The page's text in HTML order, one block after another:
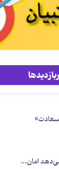
امان...